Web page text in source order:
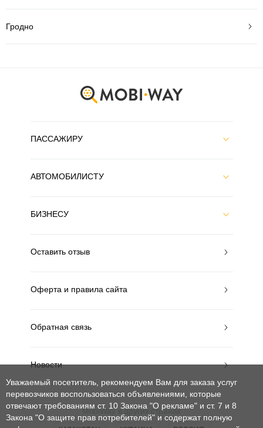
Гродно
ПАССАЖИРУ
АВТОМОБИЛИСТУ
БИЗНЕСУ
Оставить отзыв
Оферта и правила сайта
Обратная связь
Новости
MobiWay в других странах
Уважаемый посетитель, рекомендуем Вам для заказа услуг
перевозчиков воспользоваться объявлениями, которые
отвечают требованиям ст. 10 Закона "О рекламе" и ст. 7 и 8
Закона "О защите прав потребителей" и содержат полную